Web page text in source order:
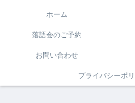
ホーム
落語会のご予約
お問い合わせ
プライバシーポ